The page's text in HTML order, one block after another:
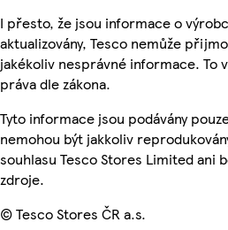
I přesto, že jsou informace o
aktualizovány, Tesco nemůže
jakékoliv nesprávné informace. To
práva dle zákona.
Tyto informace jsou podávány
nemohou být jakkoliv
souhlasu Tesco Stores Limited ani
zdroje.
© Tesco Stores ČR a.s.